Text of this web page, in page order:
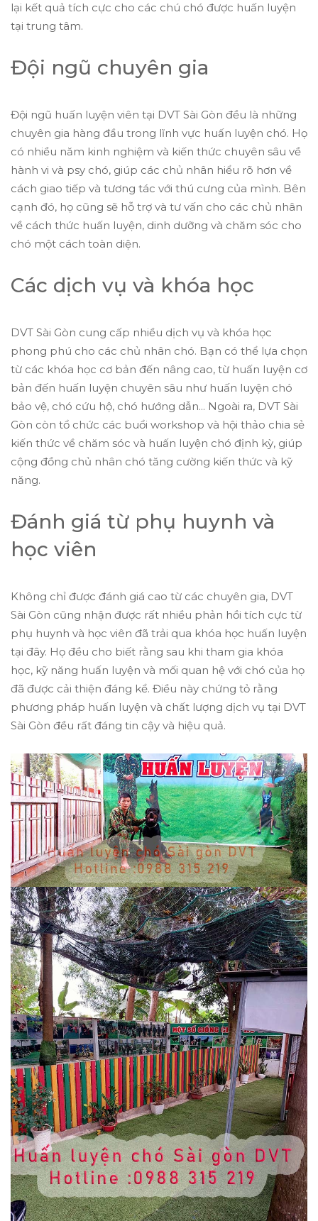
lại kết quả tích cực cho các chú chó được huấn luyện
tại trung tâm.
Đội ngũ chuyên gia
Đội ngũ huấn luyện viên tại DVT Sài Gòn đều là những
chuyên gia hàng đầu trong lĩnh vực huấn luyện chó. Họ
có nhiều năm kinh nghiệm và kiến thức chuyên sâu về
hành vi và psy chó, giúp các chủ nhân hiểu rõ hơn về
cách giao tiếp và tương tác với thú cưng của mình. Bên
cạnh đó, họ cũng sẽ hỗ trợ và tư vấn cho các chủ nhân
về cách thức huấn luyện, dinh dưỡng và chăm sóc cho
chó một cách toàn diện.
Các dịch vụ và khóa học
DVT Sài Gòn cung cấp nhiều dịch vụ và khóa học
phong phú cho các chủ nhân chó. Bạn có thể lựa chọn
từ các khóa học cơ bản đến nâng cao, từ huấn luyện cơ
bản đến huấn luyện chuyên sâu như huấn luyện chó
bảo vệ, chó cứu hộ, chó hướng dẫn... Ngoài ra, DVT Sài
Gòn còn tổ chức các buổi workshop và hội thảo chia sẻ
kiến thức về chăm sóc và huấn luyện chó định kỳ, giúp
cộng đồng chủ nhân chó tăng cường kiến thức và kỹ
năng.
Đánh giá từ phụ huynh và
học viên
Không chỉ được đánh giá cao từ các chuyên gia, DVT
Sài Gòn cũng nhận được rất nhiều phản hồi tích cực từ
phụ huynh và học viên đã trải qua khóa học huấn luyện
tại đây. Họ đều cho biết rằng sau khi tham gia khóa
học, kỹ năng huấn luyện và mối quan hệ với chó của họ
đã được cải thiện đáng kể. Điều này chứng tỏ rằng
phương pháp huấn luyện và chất lượng dịch vụ tại DVT
Sài Gòn đều rất đáng tin cậy và hiệu quả.